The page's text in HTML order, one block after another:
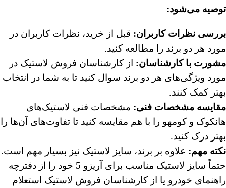
توصیه می‌شود:
بررسی نظرات کاربران: قبل از خرید، نظرات کاربران در
مورد هر دو برند را مطالعه کنید.
مشورت با کارشناسان: از کارشناسان فروش لاستیک در
مورد ویژگی‌های هر دو برند سوال کنید تا به شما در انتخاب
بهتر کمک کنند.
مقایسه مشخصات فنی: مشخصات فنی لاستیک‌های
هانکوک و کومهو را با هم مقایسه کنید تا تفاوت‌های آن‌ها را
بهتر درک کنید.
نکته مهم: علاوه بر برند، سایز لاستیک نیز بسیار مهم است.
حتماً سایز لاستیک مناسب برای آریزو 5 خود را از دفترچه
راهنمای خودرو یا از کارشناسان فروش لاستیک استعلام